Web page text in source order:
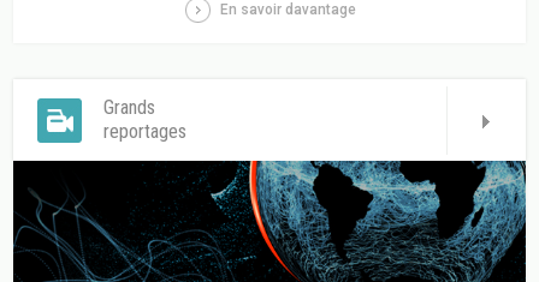
En savoir davantage
Grands
reportages